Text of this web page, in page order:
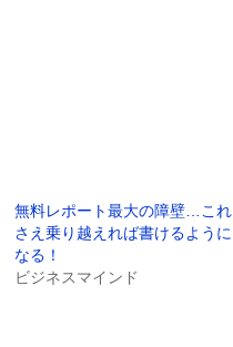
無料レポート最大の障壁…これ
さえ乗り越えれば書けるように
なる！
ビジネスマインド